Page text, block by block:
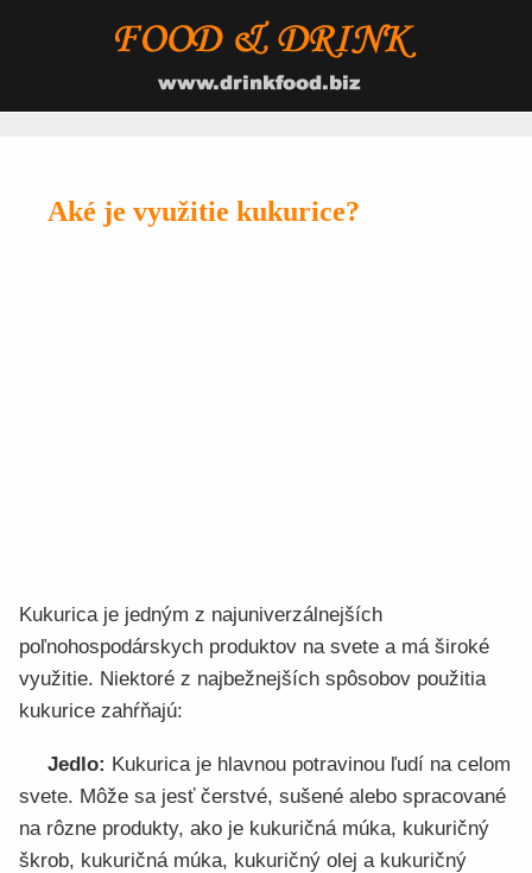
Aké je využitie kukurice?
Kukurica je jedným z najuniverzálnejších
poľnohospodárskych produktov na svete a má široké
využitie. Niektoré z najbežnejších spôsobov použitia
kukurice zahŕňajú:
Jedlo: Kukurica je hlavnou potravinou ľudí na celom
svete. Môže sa jesť čerstvé, sušené alebo spracované
na rôzne produkty, ako je kukuričná múka, kukuričný
škrob, kukuričná múka, kukuričný olej a kukuričný